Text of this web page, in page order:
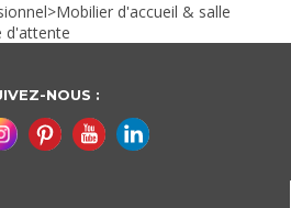
>Mobilier d'accueil & salle
d'attente
NOUS :